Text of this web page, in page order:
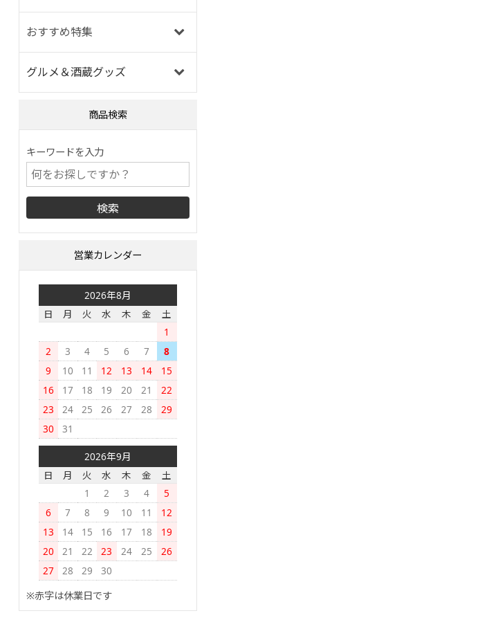
おすすめ特集
グルメ＆酒蔵グッズ
商品検索
キーワードを入力
営業カレンダー
2026年8月
日
月 火 水 木 金
土
1
2
3 4 5 6 7
8
9
10 11 12 13 14
15
16
17 18 19 20 21
22
23
24 25 26 27 28
29
30
31
2026年9月
日
月 火 水 木 金
土
1
2 3 4
5
6
7 8 9 10 11
12
13
14 15 16 17 18
19
20
21 22 23 24 25
26
27
28 29
30
※赤字は休業日です